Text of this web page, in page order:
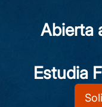
Abierta
Estudia